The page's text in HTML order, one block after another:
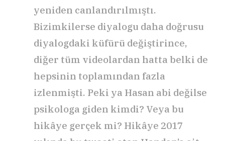
yeniden canlandırılmıştı.
Bizimkilerse diyalogu daha doğrusu
diyalogdaki küfürü değiştirince,
diğer tüm videolardan hatta belki de
hepsinin toplamından fazla
izlenmişti. Peki ya Hasan abi değilse
psikologa giden kimdi? Veya bu
hikâye gerçek mi? Hikâye 2017